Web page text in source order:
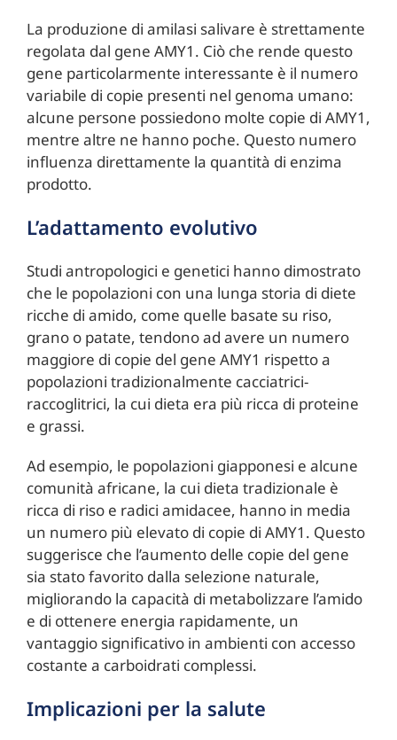
La produzione di amilasi salivare è strettamente
regolata dal gene AMY1. Ciò che rende questo
gene particolarmente interessante è il numero
variabile di copie presenti nel genoma umano:
alcune persone possiedono molte copie di AMY1,
mentre altre ne hanno poche. Questo numero
influenza direttamente la quantità di enzima
prodotto.
L’adattamento evolutivo
Studi antropologici e genetici hanno dimostrato
che le popolazioni con una lunga storia di diete
ricche di amido, come quelle basate su riso,
grano o patate, tendono ad avere un numero
maggiore di copie del gene AMY1 rispetto a
popolazioni tradizionalmente cacciatrici-
raccoglitrici, la cui dieta era più ricca di proteine
e grassi.
Ad esempio, le popolazioni giapponesi e alcune
comunità africane, la cui dieta tradizionale è
ricca di riso e radici amidacee, hanno in media
un numero più elevato di copie di AMY1. Questo
suggerisce che l’aumento delle copie del gene
sia stato favorito dalla selezione naturale,
migliorando la capacità di metabolizzare l’amido
e di ottenere energia rapidamente, un
vantaggio significativo in ambienti con accesso
costante a carboidrati complessi.
Implicazioni per la salute